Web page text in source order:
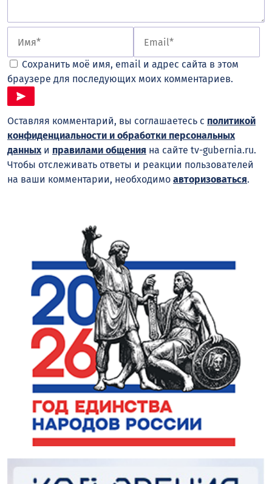
Сохранить моё имя, email и адрес сайта в этом
браузере для последующих моих комментариев.
Оставляя комментарий, вы соглашаетесь с политикой
конфиденциальности и обработки персональных
данныхи правилами общения на сайте tv-gubernia.ru.
Чтобы отслеживать ответы и реакции пользователей
на ваши комментарии, необходимо авторизоваться.